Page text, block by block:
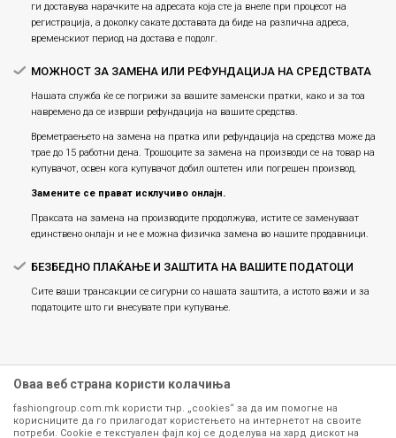
ги доставува нарачките на адресата која сте ја внеле при процесот на
регистрација, а доколку сакате доставата да биде на различна адреса,
временскиот период на достава е подолг.
МОЖНОСТ ЗА ЗАМЕНА ИЛИ РЕФУНДАЦИЈА НА СРЕДСТВАТА
Нашата служба ќе се погрижи за вашите заменски пратки, како и за тоа
навремено да се изврши рефундација на вашите средства.
Времетраењето на замена на пратка или рефундацијa на средства може да
трае до 15 работни дена. Трошоците за замена на производи се на товар на
купувачот, освен кога купувачот добил оштетен или погрешен производ.
Замените се прават исклучиво онлајн.
Праксата на замена на производите продолжува, истите се заменуваат
единствено онлајн и не е можна физичка замена во нашите продавници.
БЕЗБЕДНО ПЛАЌАЊЕ И ЗАШТИТА НА ВАШИТЕ ПОДАТОЦИ
Сите ваши трансакции се сигурни со нашата заштита, а истото важи и за
податоците што ги внесувате при купување.
Оваа веб страна користи колачиња
fashiongroup.com.mk користи тнр. „cookies“ за да им помогне на
корисниците да го прилагодат користењето на интернетот на своите
потреби. Cookie е текстуален фајл кој се доделува на хард дискот на